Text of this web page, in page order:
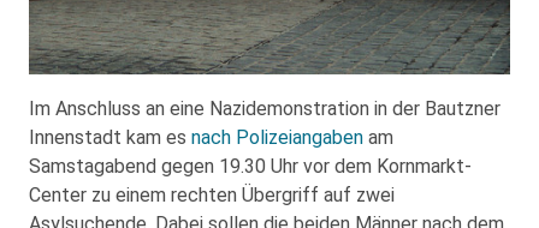
Im Anschluss an eine Nazidemonstration in der Bautzner
Innenstadt kam es nach Polizeiangaben am
Samstagabend gegen 19.30 Uhr vor dem Kornmarkt-
Center zu einem rechten Übergriff auf zwei
Asylsuchende. Dabei sollen die beiden Männer nach dem